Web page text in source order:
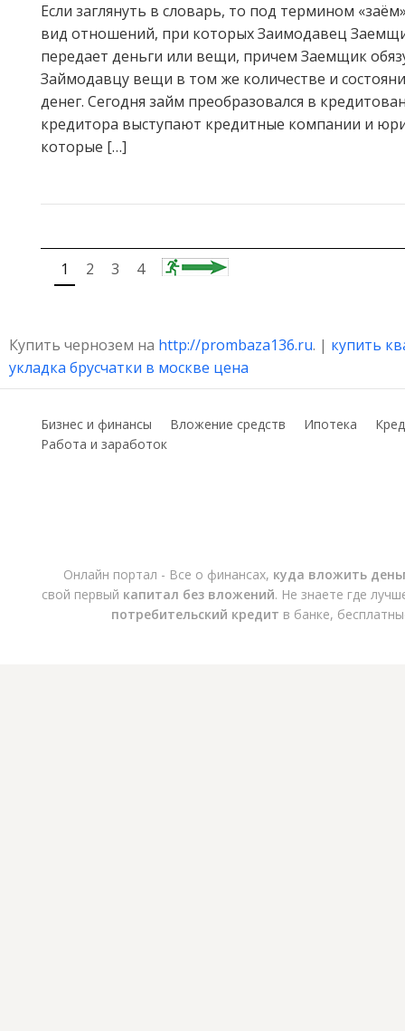
Если заглянуть в словарь, то под термином
вид отношений, при которых Заимодавец
передает деньги или вещи, причем Заемщик
Займодавцу вещи в том же количестве и
денег. Сегодня займ преобразовался в
кредитора выступают кредитные компании и
которые […]
1 2 3 4
Купить чернозем на http://prombaza136.ru. | купить
укладка брусчатки в москве цена
Бизнес и финансы Вложение средств Ипотека
Работа и заработок
Онлайн портал - Все о финансах, куда вложить
свой первый капитал без вложений. Не знаете где
потребительский кредит в банке,